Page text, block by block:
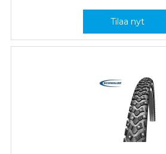
Tilaa nyt